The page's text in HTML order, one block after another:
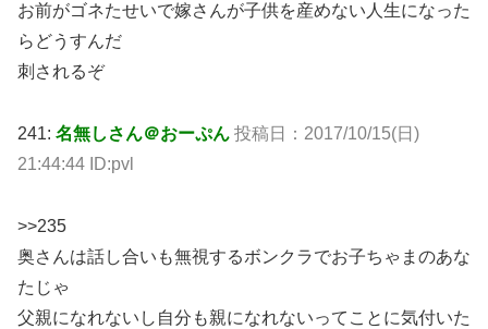
お前がゴネたせいで嫁さんが子供を産めない人生になった
らどうすんだ
刺されるぞ
241: 名無しさん＠おーぷん 投稿日：2017/10/15(日)
21:44:44 ID:pvl
>>235
奥さんは話し合いも無視するボンクラでお子ちゃまのあな
たじゃ
父親になれないし自分も親になれないってことに気付いた